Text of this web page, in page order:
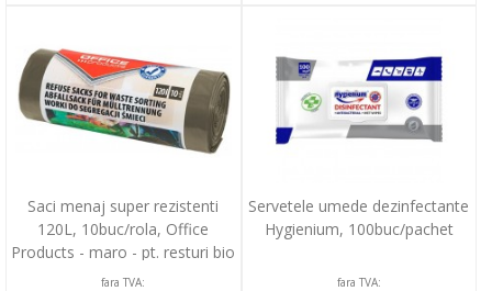
Saci menaj super rezistenti
120L, 10buc/rola, Office
Products - maro - pt. resturi bio
fara TVA:
Servetele umede dezinfectante
Hygienium, 100buc/pachet
fara TVA: